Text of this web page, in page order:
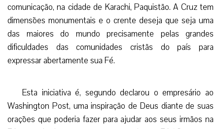
comunicação, na cidade de Karachi, Paquistão. A Cruz tem
dimensões monumentais e o crente deseja que seja uma
das maiores do mundo precisamente pelas grandes
dificuldades das comunidades cristãs do país para
expressar abertamente sua Fé.
Esta iniciativa é, segundo declarou o empresário ao
Washington Post, uma inspiração de Deus diante de suas
orações que poderia fazer para ajudar aos seus irmãos na